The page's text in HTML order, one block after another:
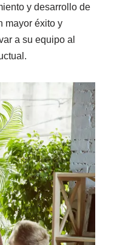
y desarrollo de
mayor éxito y
a su equipo al